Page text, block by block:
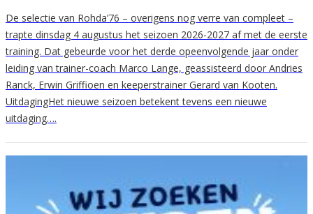
De selectie van Rohda’76 – overigens nog verre van compleet –
trapte dinsdag 4 augustus het seizoen 2026-2027 af met de eerste
training. Dat gebeurde voor het derde opeenvolgende jaar onder
leiding van trainer-coach Marco Lange, geassisteerd door Andries
Ranck, Erwin Griffioen en keeperstrainer Gerard van Kooten.
UitdagingHet nieuwe seizoen betekent tevens een nieuwe
uitdaging….